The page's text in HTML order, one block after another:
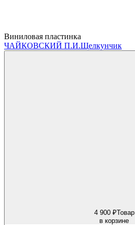
Виниловая пластинка
ЧАЙКОВСКИЙ П.И.Щелкунчик
4 900 ₽Товар
в корзине